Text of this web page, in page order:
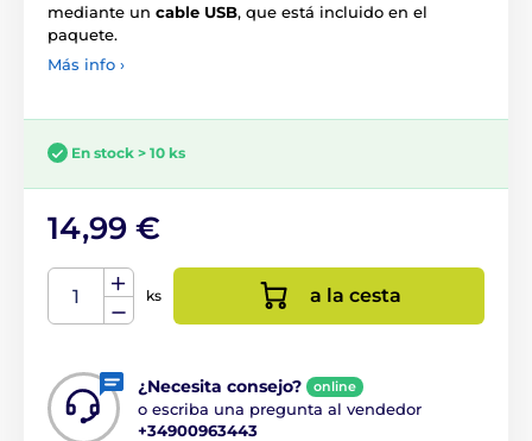
mediante un cable USB, que está incluido en el
paquete.
Más info ›
En stock > 10 ks
14,99 €
ks a la cesta
¿Necesita consejo? online
o escriba una pregunta al vendedor
+34900963443